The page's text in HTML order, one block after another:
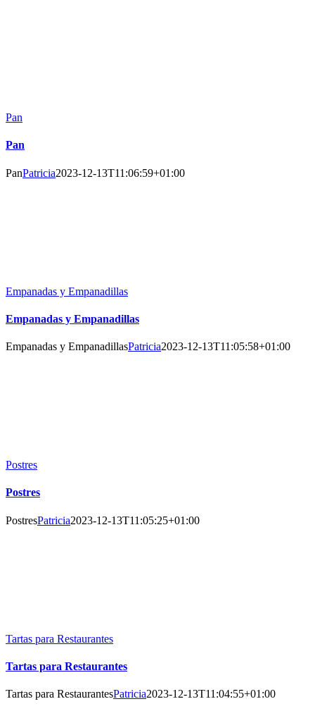
Pan
Pan
PanPatricia2023-12-13T11:06:59+01:00
Empanadas y Empanadillas
Empanadas y Empanadillas
Empanadas y EmpanadillasPatricia2023-12-13T11:05:58+01:00
Postres
Postres
PostresPatricia2023-12-13T11:05:25+01:00
Tartas para Restaurantes
Tartas para Restaurantes
Tartas para RestaurantesPatricia2023-12-13T11:04:55+01:00